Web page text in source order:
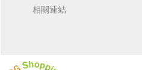
相關連結